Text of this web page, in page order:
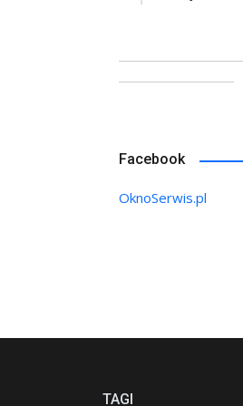
Facebook
OknoSerwis.pl
TAGI